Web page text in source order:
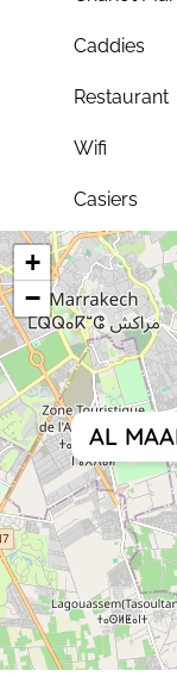
Caddies
Restaurant
Wifi
Casiers
AL
+
−